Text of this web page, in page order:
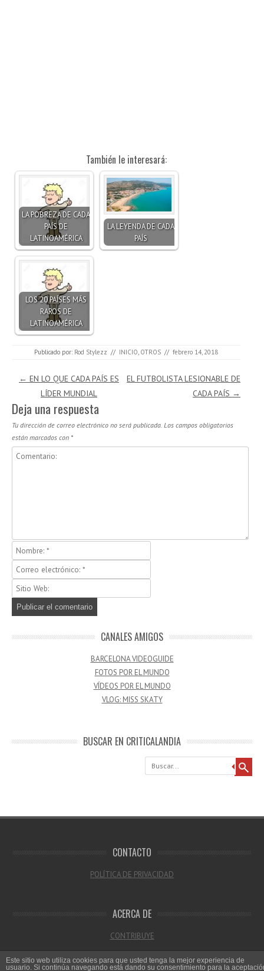
También le interesará:
LA POBREZA DE CADA
PAÍS DE
LATINOAMÉRICA
LA LEYENDA DE CADA
PAÍS
LOS 20 PAÍSES MÁS
RAROS DE
LATINOAMÉRICA
Publicado por: Rod Stylezz // INICIO OTROS // febrero 14, 2018
Navegación de entradas
← EN LO QUE CADA PAÍS ES
LÍDER MUNDIAL
EL FUTBOLISTA LESIONABLE DE
CADA PAÍS →
Deja una respuesta
Tu dirección de correo electrónico no será publicada. Los campos obligatorios
están marcados con *
CANALES AMIGOS
BARCELONA VIDEOGUIDE
FOTOS POR EL MUNDO
VÍDEOS POR EL MUNDO
VLOG: MISS SKATY
BUSCAR EN CRITICALANDIA
Buscar
CONTACTO
POLÍTICA DE PRIVACIDAD
ACERCA DE
CONTRIBUYE
Este sitio web utiliza cookies para que usted tenga la mejor experiencia de
usuario. Si continúa navegando está dando su consentimiento para la